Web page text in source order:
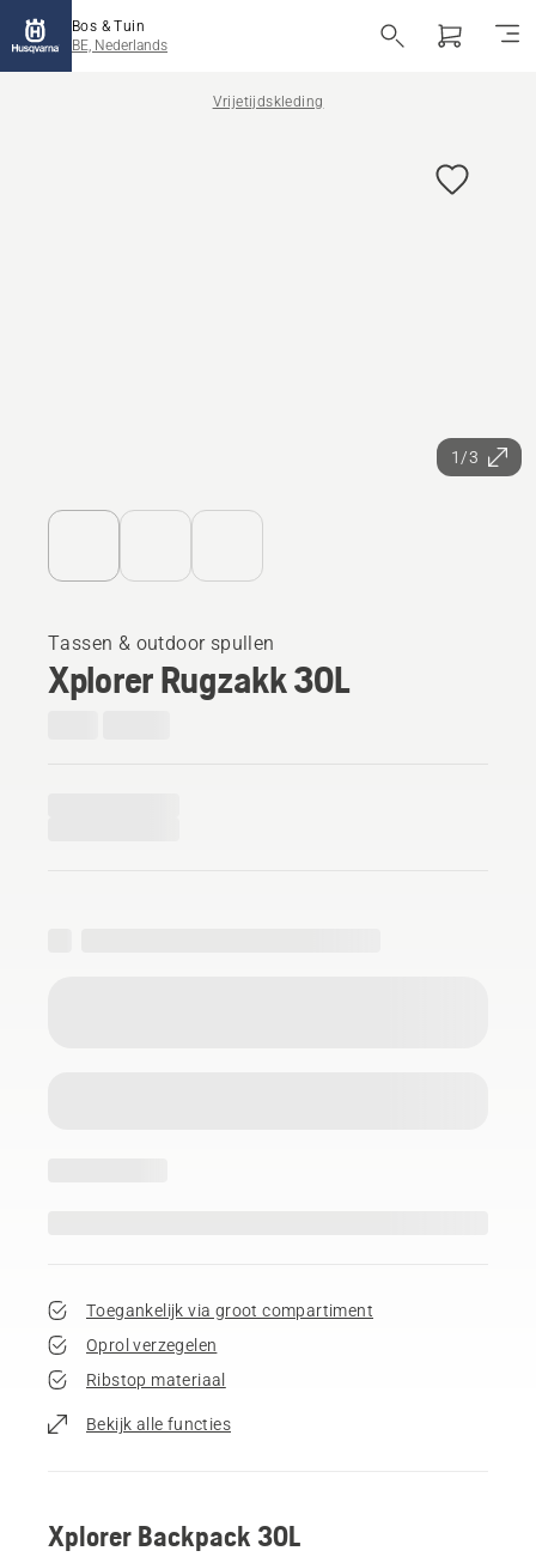
Bos & Tuin
BE, Nederlands
Vrijetijdskleding
1/3
Tassen & outdoor spullen
Xplorer Rugzakk 30L
Toegankelijk via groot compartiment
Oprol verzegelen
Ribstop materiaal
Bekijk alle functies
Xplorer Backpack 30L